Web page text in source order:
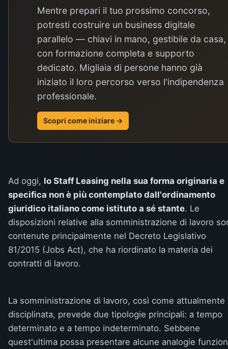
Mentre prepari il tuo prossimo concorso,
potresti costruire un business digitale
parallelo — chiavi in mano, gestibile da casa,
con formazione completa e supporto
dedicato. Migliaia di persone hanno già
iniziato il loro percorso verso l'indipendenza
professionale.
Scopri come iniziare →
Ad oggi, lo Staff Leasing nella sua forma originaria e
specifica non è più contemplato dall'ordinamento
giuridico italiano come istituto a sé stante. Le
disposizioni relative alla somministrazione di lavoro
contenute principalmente nel Decreto Legislativo
81/2015 (Jobs Act), che ha riordinato la materia dei
contratti di lavoro.
La somministrazione di lavoro, così come attualmente
disciplinata, prevede due tipologie principali: a tempo
determinato e a tempo indeterminato. Sebbene
quest'ultima possa presentare alcune analogie